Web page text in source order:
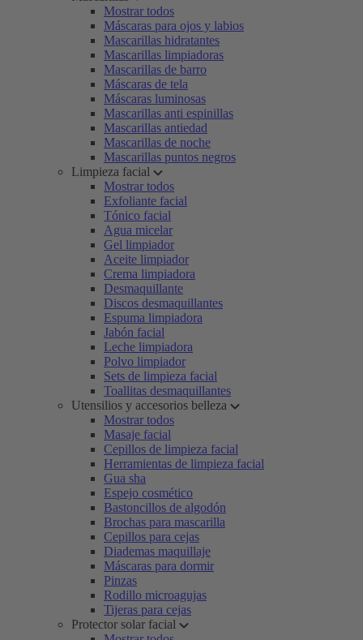
Mostrar todos
Máscaras para ojos y labios
Mascarillas hidratantes
Mascarillas limpiadoras
Mascarillas de barro
Máscaras de tela
Máscaras luminosas
Mascarillas anti espinillas
Mascarillas antiedad
Mascarillas de noche
Mascarillas puntos negros
Limpieza facial
Mostrar todos
Exfoliante facial
Tónico facial
Agua micelar
Gel limpiador
Aceite limpiador
Crema limpiadora
Desmaquillante
Discos desmaquillantes
Espuma limpiadora
Jabón facial
Leche limpiadora
Polvo limpiador
Sets de limpieza facial
Toallitas desmaquillantes
Utensilios y accesorios belleza
Mostrar todos
Masaje facial
Cepillos de limpieza facial
Herramientas de limpieza facial
Gua sha
Espejo cosmético
Bastoncillos de algodón
Brochas para mascarilla
Cepillos para cejas
Diademas maquillaje
Máscaras para dormir
Pinzas
Rodillo microagujas
Tijeras para cejas
Protector solar facial